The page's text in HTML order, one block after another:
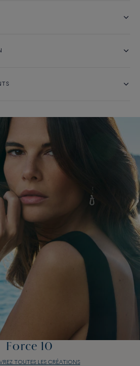
Force 10
TOUTES LES CRÉATIONS